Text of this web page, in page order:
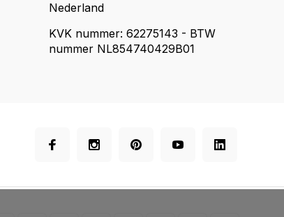
Nederland
KVK nummer: 62275143 - BTW
nummer NL854740429B01